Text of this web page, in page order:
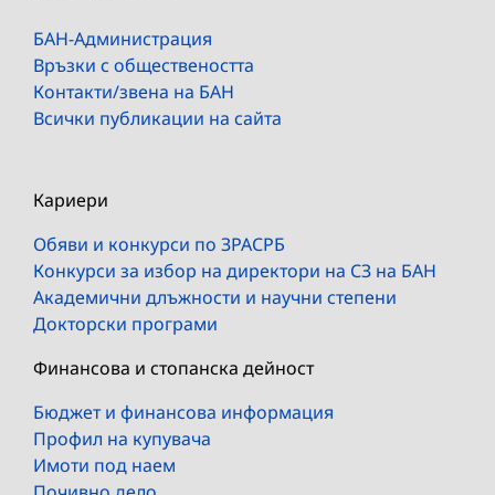
БАН-Администрация
Връзки с обществеността
Контакти/звена на БАН
Всички публикации на сайта
Кариери
Обяви и конкурси по ЗРАСРБ
Конкурси за избор на директори на СЗ на БАН
Академични длъжности и научни степени
Докторски програми
Финансова и стопанска дейност
Бюджет и финансова информация
Профил на купувача
Имоти под наем